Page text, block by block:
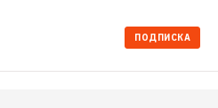
ПОДПИСКА